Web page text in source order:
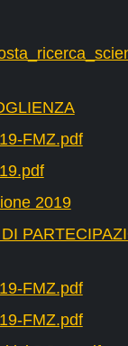
FMZ.pdf
2019
FMZ.pdf
FMZ.pdf